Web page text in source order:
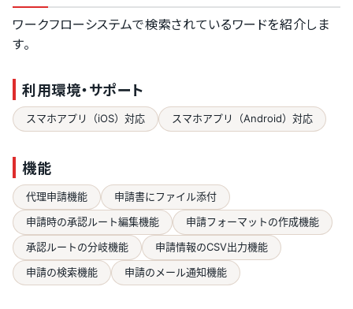
ワークフローシステムで検索されているワードを紹介しま
す。
利用環境・サポート
スマホアプリ（iOS）対応 スマホアプリ（Android）対応
機能
代理申請機能
申請書にファイル添付
申請時の承認ルート編集機能
申請フォーマットの作成機能
承認ルートの分岐機能
申請情報のCSV出力機能
申請の検索機能
申請のメール通知機能